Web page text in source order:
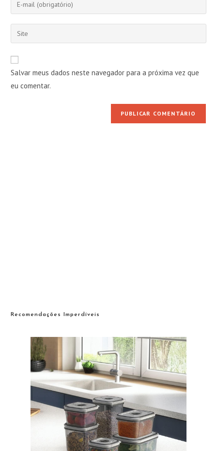
ou
de
usuário
para
comentar
seu
endereço
de
para
comentar
Digite
o
do
seu
site
Salvar meus dados neste navegador para a próxima vez que
eu comentar.
Recomendações Imperdíveis